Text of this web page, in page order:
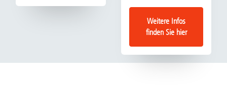
Weitere Infos
finden Sie hier